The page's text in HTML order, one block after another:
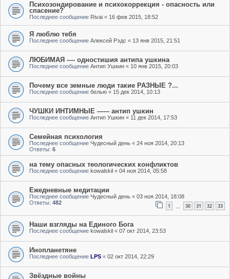
Психозондирование и психокоррекция - опасность или
спасение?
Последнее сообщение Rivai « 16 фев 2015, 18:52
Я люблю тебя
Последнее сообщение Алексей Рэдс « 13 янв 2015, 21:51
ЛЮБИМАЯ ---- одностишия антипа ушкина
Последнее сообщение Антип Ушкин « 10 янв 2015, 20:03
Почему все земные люди такие РАЗНЫЕ ?...
Последнее сообщение белью « 15 дек 2014, 10:13
ЧУШКИ ИНТИМНЫЕ ------ антип ушкин
Последнее сообщение Антип Ушкин « 11 дек 2014, 17:53
Семейная психология
Последнее сообщение Чудесный день « 24 ноя 2014, 20:13
Ответы: 6
на тему опасных теологических конфликтов
Последнее сообщение kowalskil « 04 ноя 2014, 05:58
Ежедневные медитации
Последнее сообщение Чудесный день « 03 ноя 2014, 18:08
Ответы: 482 1 30 31 32 33
Наши взгляды на Единого Бога
Последнее сообщение kowalskil « 07 окт 2014, 23:53
Инопланетяне
Последнее сообщение LPS « 02 окт 2014, 22:29
Звёздные войны